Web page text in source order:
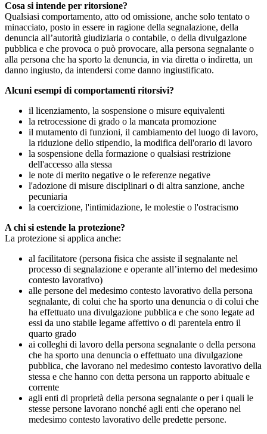
Cosa si intende per ritorsione?
Qualsiasi comportamento, atto od omissione, anche solo tentato o
minacciato, posto in essere in ragione della segnalazione, della
denuncia all’autorità giudiziaria o contabile, o della divulgazione
pubblica e che provoca o può provocare, alla persona segnalante o
alla persona che ha sporto la denuncia, in via diretta o indiretta, un
danno ingiusto, da intendersi come danno ingiustificato.
Alcuni esempi di comportamenti ritorsivi?
il licenziamento, la sospensione o misure equivalenti
la retrocessione di grado o la mancata promozione
il mutamento di funzioni, il cambiamento del luogo di lavoro,
la riduzione dello stipendio, la modifica dell'orario di lavoro
la sospensione della formazione o qualsiasi restrizione
dell'accesso alla stessa
le note di merito negative o le referenze negative
l'adozione di misure disciplinari o di altra sanzione, anche
pecuniaria
la coercizione, l'intimidazione, le molestie o l'ostracismo
A chi si estende la protezione?
La protezione si applica anche:
al facilitatore (persona fisica che assiste il segnalante nel
processo di segnalazione e operante all’interno del medesimo
contesto lavorativo)
alle persone del medesimo contesto lavorativo della persona
segnalante, di colui che ha sporto una denuncia o di colui che
ha effettuato una divulgazione pubblica e che sono legate ad
essi da uno stabile legame affettivo o di parentela entro il
quarto grado
ai colleghi di lavoro della persona segnalante o della persona
che ha sporto una denuncia o effettuato una divulgazione
pubblica, che lavorano nel medesimo contesto lavorativo della
stessa e che hanno con detta persona un rapporto abituale e
corrente
agli enti di proprietà della persona segnalante o per i quali le
stesse persone lavorano nonché agli enti che operano nel
medesimo contesto lavorativo delle predette persone.